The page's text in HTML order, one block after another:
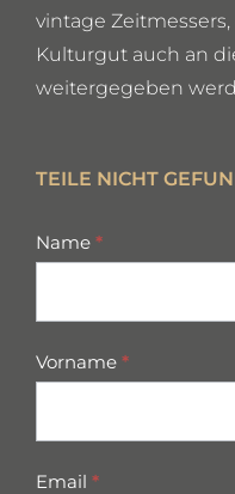
vintage
Kulturgut auch an
weitergegeben
TEILE NICHT
missing
Name *
Vorname *
Email *